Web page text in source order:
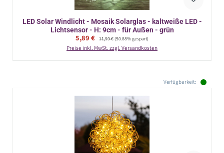
LED Solar Windlicht - Mosaik Solarglas - kaltweiße LED -
Lichtsensor - H: 9cm - für Außen - grün
Verkaufspreis:
5,89 € Regulärer Preis:
11,99 €(50.88% gespart)
Preise inkl. MwSt. zzgl. Versandkosten
Verfügbarkeit: